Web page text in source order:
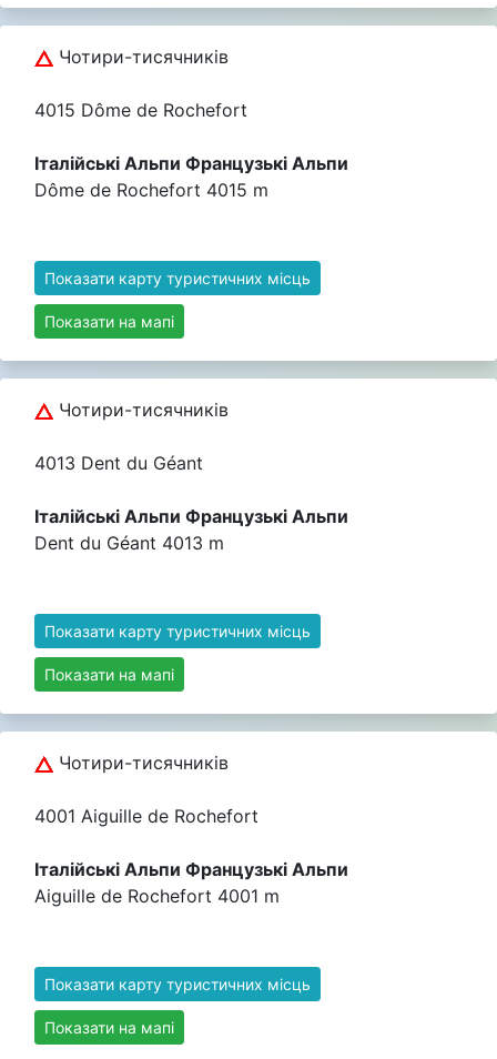
Чотири-тисячників
4015 Dôme de Rochefort
Італійські Альпи Французькі Альпи
Dôme de Rochefort 4015 m
Показати карту туристичних місць
Показати на мапі
Чотири-тисячників
4013 Dent du Géant
Італійські Альпи Французькі Альпи
Dent du Géant 4013 m
Показати карту туристичних місць
Показати на мапі
Чотири-тисячників
4001 Aiguille de Rochefort
Італійські Альпи Французькі Альпи
Aiguille de Rochefort 4001 m
Показати карту туристичних місць
Показати на мапі